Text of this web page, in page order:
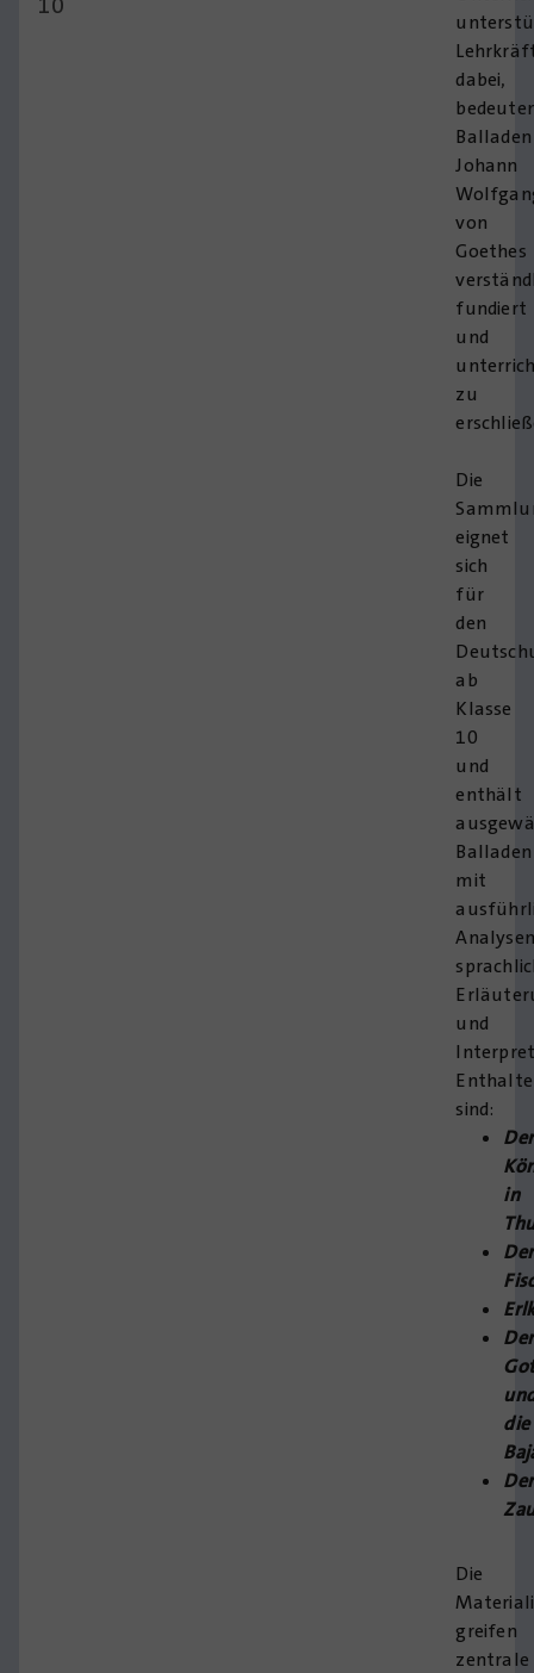
dabei,
Balladen
Johann
von
Goethes
fundiert
und
zu
Die
eignet
sich
für
den
ab
Klasse
10
und
enthält
Balladen
mit
und
sind:
Der
in
Der
Der
die
Der
Die
greifen
zentrale